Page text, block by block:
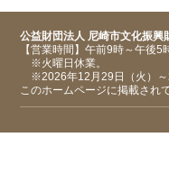
公益財団法人 尼崎市文化振興
【営業時間】午前9時～午後
※火曜日休業。
※2026年12月29日（火）～
このホームページに掲載され